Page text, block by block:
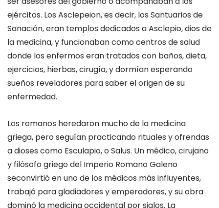
ejércitos. Los Asclepeion,es decir, los Santuarios de
Sanación,eran templos dedicados a Asclepio, dios de
la medicina, y funcionaban como centros de salud
donde los enfermos eran tratados con baños, dieta,
ejercicios, hierbas,cirugía, ydormían esperando
sueños reveladores parasaber el origen de su
enfermedad.
Los romanos heredaron mucho de la medicina
griega, peroseguían practicando rituales y ofrendas
a dioses como Esculapio,oSalus. Un médico, cirujano
y filósofo griego del Imperio RomanoGaleno
seconvirtió enuno de los médicos más influyentes,
trabajó para gladiadores y emperadores, y su obra
dominó la medicina occidental por siglos. La